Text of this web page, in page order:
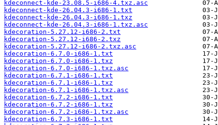
kdeconnect-kde-23.08.5-i686-4.txz.asc
kdeconnect-kde-26.04.3-i686-1.txt
kdeconnect-kde-26.04.3-i686-1.txz
kdeconnect-kde-26.04.3-i686-1.txz.asc
kdecoration-5.27.12-i686-2.txt
kdecoration-5.27.12-i686-2.txz
kdecoration-5.27.12-i686-2.txz.asc
kdecoration-6.7.0-i686-1.txt
kdecoration-6.7.0-i686-1.txz
kdecoration-6.7.0-i686-1.txz.asc
kdecoration-6.7.1-i686-1.txt
kdecoration-6.7.1-i686-1.txz
kdecoration-6.7.1-i686-1.txz.asc
kdecoration-6.7.2-i686-1.txt
kdecoration-6.7.2-i686-1.txz
kdecoration-6.7.2-i686-1.txz.asc
kdecoration-6.7.3-i686-1.txt